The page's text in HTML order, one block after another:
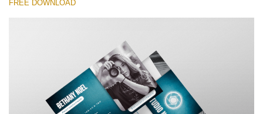
Please select
Free Template #20
Photography Flyer Template
FREE DOWNLOAD